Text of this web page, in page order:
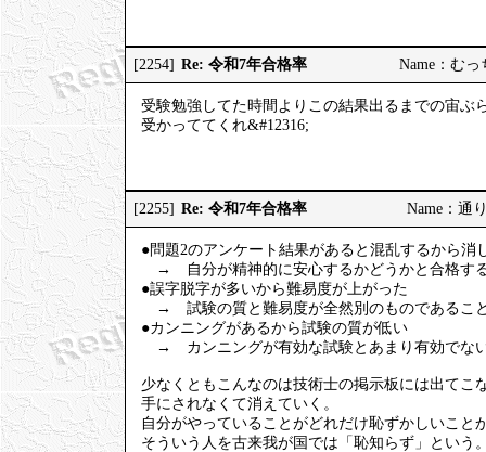
[2254] Re: 令和7年合格率 Name：む
受験勉強してた時間よりこの結果出るまでの宙ぶ
受かっててくれ&#12316;
[2255] Re: 令和7年合格率 Name：通
●問題2のアンケート結果があると混乱するから消
→ 自分が精神的に安心するかどうかと合格す
●誤字脱字が多いから難易度が上がった
→ 試験の質と難易度が全然別のものであるこ
●カンニングがあるから試験の質が低い
→ カンニングが有効な試験とあまり有効でな
少なくともこんなのは技術士の掲示板には出て
手にされなくて消えていく。
自分がやっていることがどれだけ恥ずかしいこと
そういう人を古来我が国では「恥知らず」という